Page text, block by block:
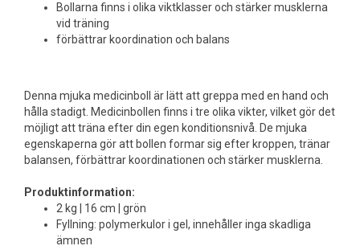
Bollarna finns i olika viktklasser och stärker musklerna
vid träning
förbättrar koordination och balans
Denna mjuka medicinboll är lätt att greppa med en hand och
hålla stadigt. Medicinbollen finns i tre olika vikter, vilket gör det
möjligt att träna efter din egen konditionsnivå. De mjuka
egenskaperna gör att bollen formar sig efter kroppen, tränar
balansen, förbättrar koordinationen och stärker musklerna.
Produktinformation:
2 kg | 16 cm | grön
Fyllning: polymerkulor i gel, innehåller inga skadliga
ämnen